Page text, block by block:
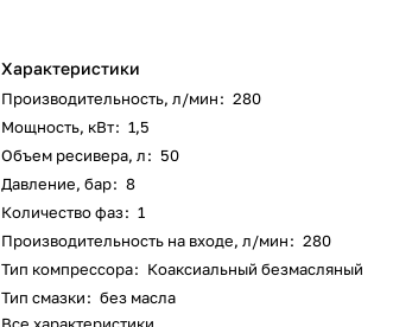
Характеристики
Производительность, л/мин: 280
Мощность, кВт: 1,5
Объем ресивера, л: 50
Давление, бар: 8
Количество фаз: 1
Производительность на входе, л/мин: 280
Тип компрессора: Коаксиальный безмасляный
Тип смазки: без масла